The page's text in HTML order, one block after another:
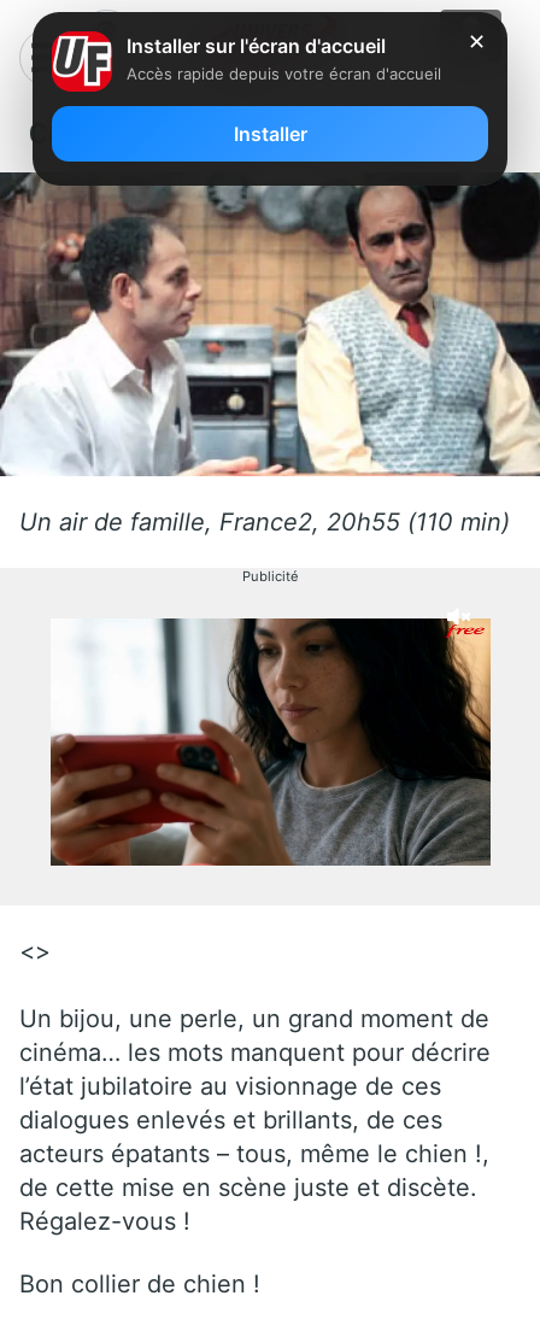
Ce dimanche sur FreeboxTV
Un air de famille, France2, 20h55 (110 min)
Publicité
<>
Un bijou, une perle, un grand moment de
cinéma… les mots manquent pour décrire
l’état jubilatoire au visionnage de ces
dialogues enlevés et brillants, de ces
acteurs épatants – tous, même le chien !,
de cette mise en scène juste et discète.
Régalez-vous !
Bon collier de chien !
✕
Installer sur l'écran d'accueil
Accès rapide depuis votre écran d'accueil
Installer